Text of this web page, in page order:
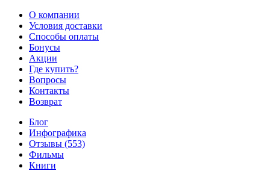
О компании
Условия доставки
Способы оплаты
Бонусы
Акции
Где купить?
Вопросы
Контакты
Возврат
Блог
Инфографика
Отзывы (553)
Фильмы
Книги